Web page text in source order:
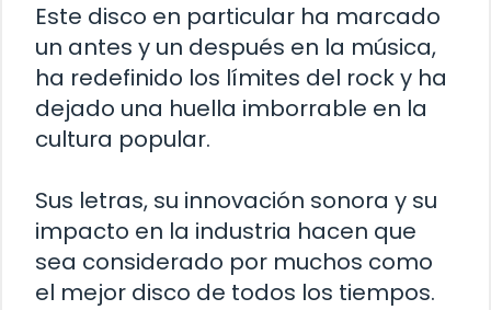
Este disco en particular ha marcado
un antes y un después en la música,
ha redefinido los límites del rock y ha
dejado una huella imborrable en la
cultura popular.
Sus letras, su innovación sonora y su
impacto en la industria hacen que
sea considerado por muchos como
el mejor disco de todos los tiempos.